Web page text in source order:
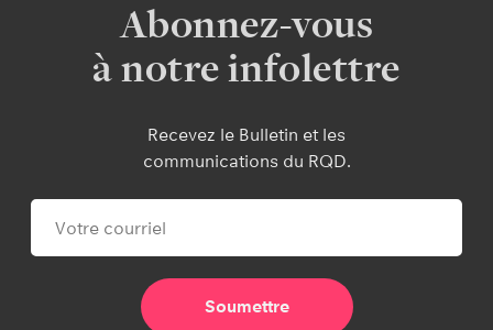
Abonnez-vous
à notre infolettre
Recevez le Bulletin et les
communications du RQD.